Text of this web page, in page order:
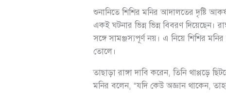
শুনানিতে শিশির মনির আদালতের দৃষ্টি
একই ঘটনার ভিন্ন ভিন্ন বিবরণ দিয়েছেন।
সঙ্গে সামঞ্জস্যপূর্ণ নয়। এ নিয়ে শিশির
তোলে।
তাছাড়া রাঙ্গা দাবি করেন, তিনি থাপ্পড়ে
মনির বলেন, “যদি কেউ অজ্ঞান থাকেন,